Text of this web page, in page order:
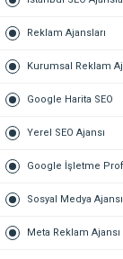
Reklam Ajansları
Kurumsal Reklam
Google Harita SEO
Yerel SEO Ajansı
Google İşletme
Sosyal Medya Ajansı
Meta Reklam Ajansı